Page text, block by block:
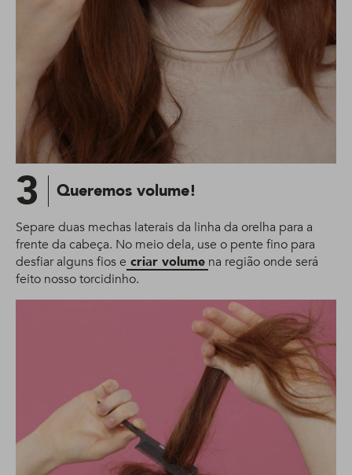
3 Queremos volume!
Separe duas mechas laterais da linha da orelha para a
frente da cabeça. No meio dela, use o pente fino para
desfiar alguns fios e criar volume na região onde será
feito nosso torcidinho.